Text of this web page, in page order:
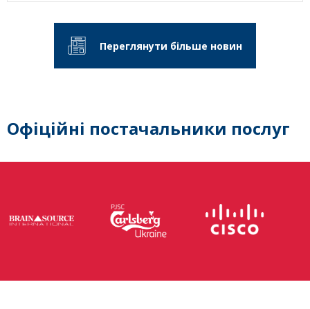
Переглянути більше новин
Офіційні постачальники послуг